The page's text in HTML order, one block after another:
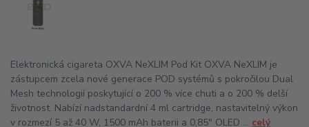
Elektronická cigareta OXVA NeXLIM Pod Kit OXVA NeXLIM je
zástupcem zcela nové generace POD systémů s pokročilou Dual
Mesh technologií poskytující o 200 % více chuti a o 200 % delší
životnost. Nabízí nadstandardní 4 ml cartridge, nastavitelný výkon
v rozmezí 5 až 40 W, 1500 mAh baterii a 0,85" OLED ... celý